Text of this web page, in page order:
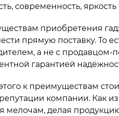
современность, яркость
приобретения
прямую поставку. То
а не с продавцом-
гарантией
к преимуществам
компании. Как
мелочам, делая